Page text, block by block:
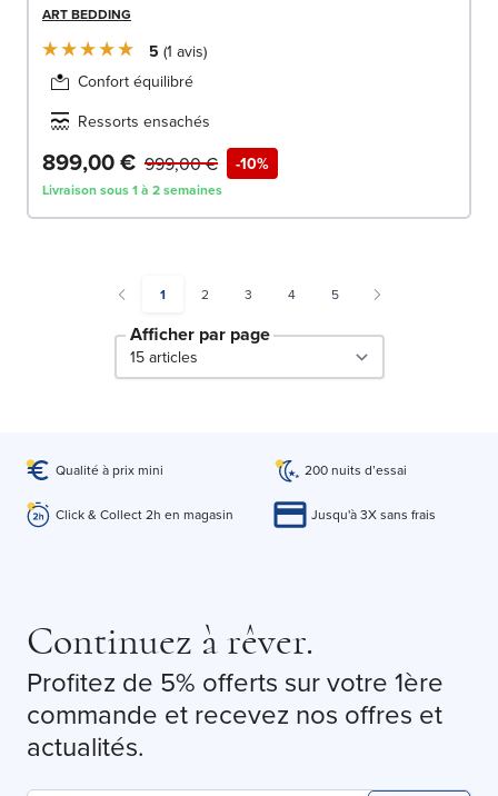
ART BEDDING
5 1 avis
Confort équilibré
Ressorts ensachés
899,00 € -10%
999,00 €
Livraison sous 1 à 2 semaines
You're currently reading page
1 Page
2 Page
3 Page
4 Page
5
Afficher par page
Qualité à prix mini 200 nuits d’essai
Click & Collect 2h en magasin Jusqu'à 3X sans frais
Continuez à rêver.
Profitez de 5% offerts sur votre 1ère
commande et recevez nos offres et
actualités.